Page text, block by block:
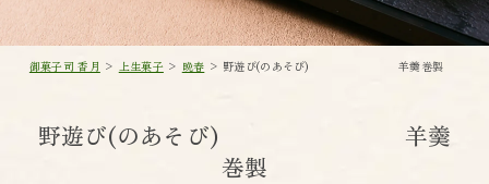
御菓子司 香月 > 上生菓子 > 晩春 > 野遊び(のあそび) 羊羹巻製
野遊び(のあそび) 羊羹
巻製